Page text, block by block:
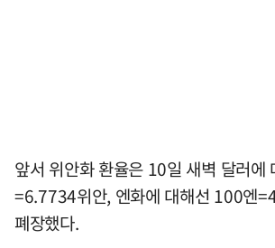
앞서 위안화 환율은 10일 새벽 달러에
=6.7734위안, 엔화에 대해선 100엔
폐장했다.